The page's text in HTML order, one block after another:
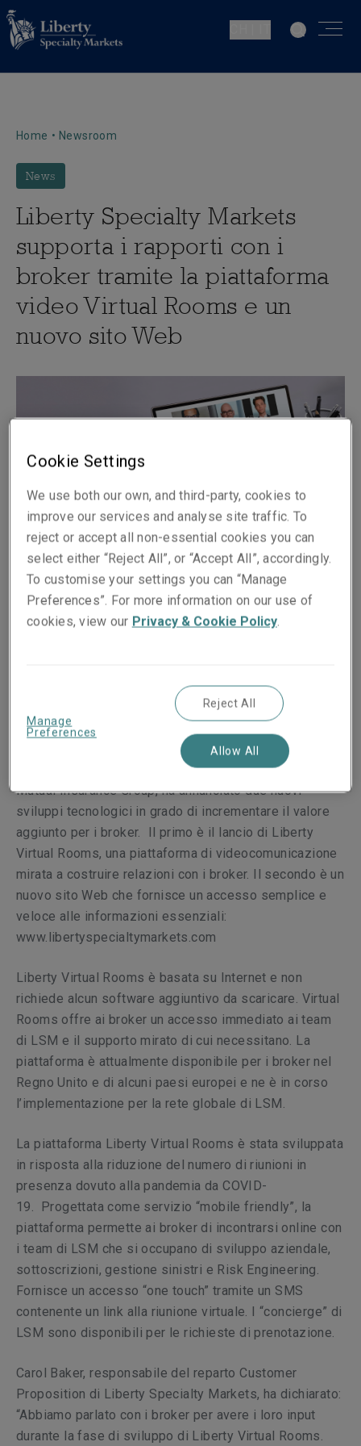
Home • Newsroom
News
Liberty Specialty Markets
supporta i rapporti con i
broker tramite la piattaforma
video Virtual Rooms e un
nuovo sito Web
Pubblicato su
21 October 2020
Tempo di lettura
2min.
Liberty Specialty Markets (LSM), una società di Liberty
Mutual Insurance Group, ha annunciato due nuovi
sviluppi tecnologici in grado di incrementare il valore
aggiunto per i broker. Il primo è il lancio di Liberty
Virtual Rooms, una piattaforma di videocomunicazione
mirata a costruire relazioni con i broker. Il secondo è un
nuovo sito Web che fornisce un accesso semplice e
veloce alle informazioni essenziali:
www.libertyspecialtymarkets.com
Liberty Virtual Rooms è basata su Internet e non
richiede alcun software aggiuntivo da scaricare. Virtual
Rooms offre ai broker un accesso immediato ai team
di LSM e il supporto mirato di cui necessitano. La
piattaforma è attualmente disponibile per i broker nel
Regno Unito e di alcuni paesi europei e ne è in corso
l’implementazione per la rete globale di LSM.
La piattaforma Liberty Virtual Rooms è stata sviluppata
in risposta alla riduzione del numero di riunioni in
presenza dovuto alla pandemia da COVID-
19. Progettata come servizio “mobile friendly”, la
piattaforma permette ai broker di incontrarsi online con
i team di LSM che si occupano di sviluppo aziendale,
sottoscrizioni, gestione sinistri e Risk Engineering.
Fornisce un accesso “one touch” tramite un SMS
contenente un link alla riunione virtuale. I “concierge” di
LSM sono disponibili per le richieste di prenotazione.
Carol Baker, responsabile del reparto Customer
Proposition di Liberty Specialty Markets, ha dichiarato:
“Abbiamo parlato con i broker per avere i loro input
durante la fase di sviluppo di Liberty Virtual Rooms.
Cookie Settings
We use both our own, and third-party, cookies to
improve our services and analyse site traffic. To
reject or accept all non-essential cookies you can
select either “Reject All”, or “Accept All”, accordingly.
To customise your settings you can “Manage
Preferences”. For more information on our use of
cookies, view our Privacy & Cookie Policy.
Manage
Preferences
Reject All
Allow All